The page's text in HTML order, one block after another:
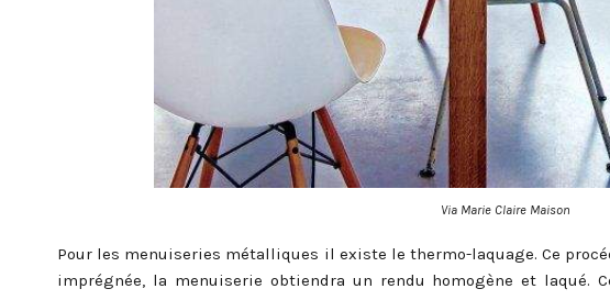
Via Marie Claire Maison
Pour les menuiseries métalliques il existe le thermo-laquage. Ce
imprégnée, la menuiserie obtiendra un rendu homogène et laqué.